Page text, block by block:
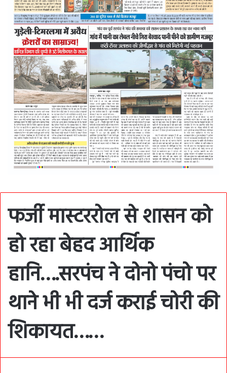
फर्जी मास्टररोल से शासन को
हो रहा बेहद आर्थिक
हानि….सरपंच ने दोनो पंचो पर
थाने भी भी दर्ज कराई चोरी की
शिकायत……